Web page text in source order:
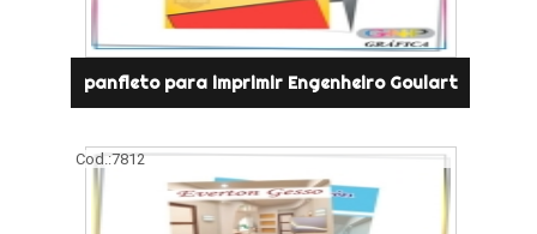
panfleto para imprimir Engenheiro Goulart
Cod.:7812